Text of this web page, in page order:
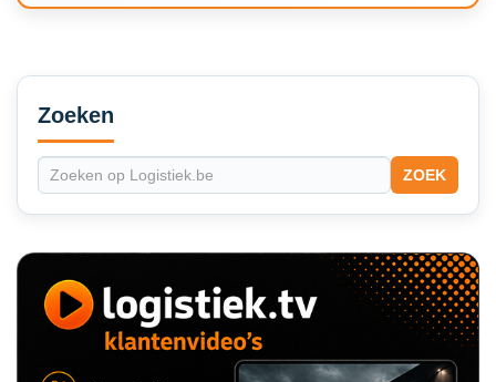
Secondary
Sidebar
Zoeken
ZOEK